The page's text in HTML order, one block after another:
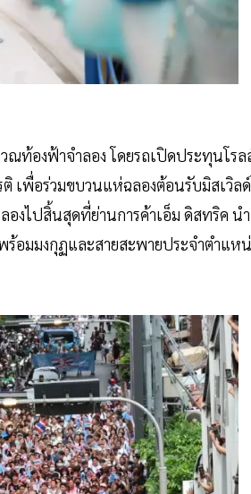
ณท้องฟ้าจำลอง โดยรถเปิดประทุนโรล
ติ เพื่อร่วมขบวนแห่ฉลองต้อนรับมิสเวิลด์
งไปสิ้นสุดที่ย่านการค้าเอ็ม ดิสทริค นำ
ร้อมมงกุฏและสายสะพายประจำตำแห